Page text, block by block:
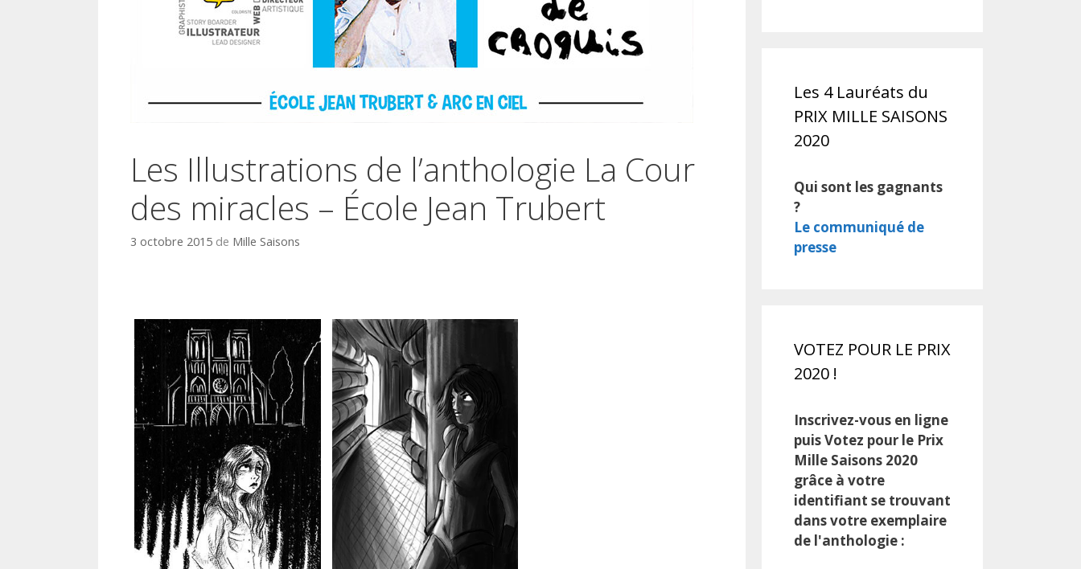
Les Illustrations de l’anthologie La Cour
des miracles – École Jean Trubert
3 octobre 2015 de Mille Saisons
Les 4 Lauréats du
PRIX MILLE SAISONS
2020
Qui sont les gagnants
?
Le communiqué de
presse
VOTEZ POUR LE PRIX
2020 !
Inscrivez-vous en ligne
puis Votez pour le Prix
Mille Saisons 2020
grâce à votre
identifiant se trouvant
dans votre exemplaire
de l'anthologie :